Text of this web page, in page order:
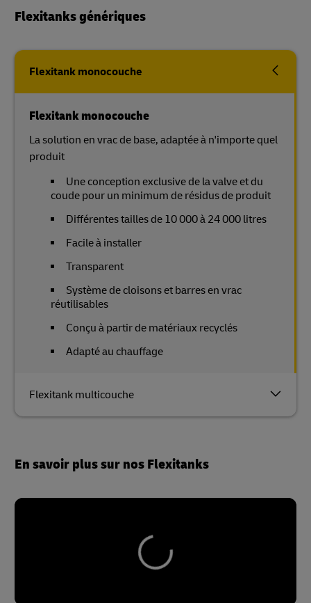
Flexitanks génériques
Flexitank monocouche
Flexitank multicouche
Flexitank monocouche
La solution en vrac de base, adaptée à n'importe quel
produit
Une conception exclusive de la valve et du
coude pour un minimum de résidus de produit
Différentes tailles de 10 000 à 24 000 litres
Facile à installer
Transparent
Système de cloisons et barres en vrac
réutilisables
Conçu à partir de matériaux recyclés
Adapté au chauffage
En savoir plus sur nos Flexitanks